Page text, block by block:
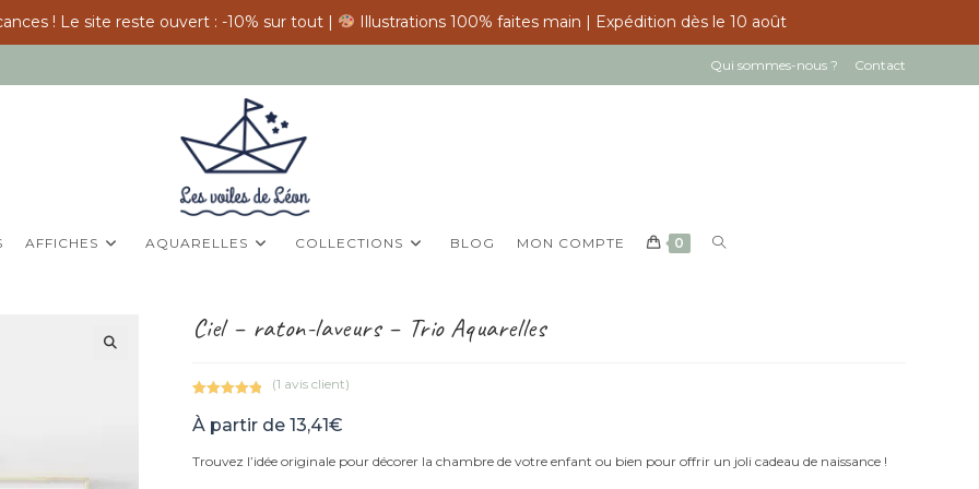
! Le site reste ouvert : -10% sur tout |
Illustrations 100% faites main | Expédition dès le 10 août
Qui sommes-nous ? Contact
AFFICHES AQUARELLES COLLECTIONS BLOG MON COMPTE 0
TOGGLE
Ciel – raton-laveurs – Trio Aquarelles
sur 5
notation
(1 avis client)
À partir de 13,41€
Trouvez l’idée originale pour décorer la chambre de votre enfant ou bien pour offrir un joli cadeau de naissance !